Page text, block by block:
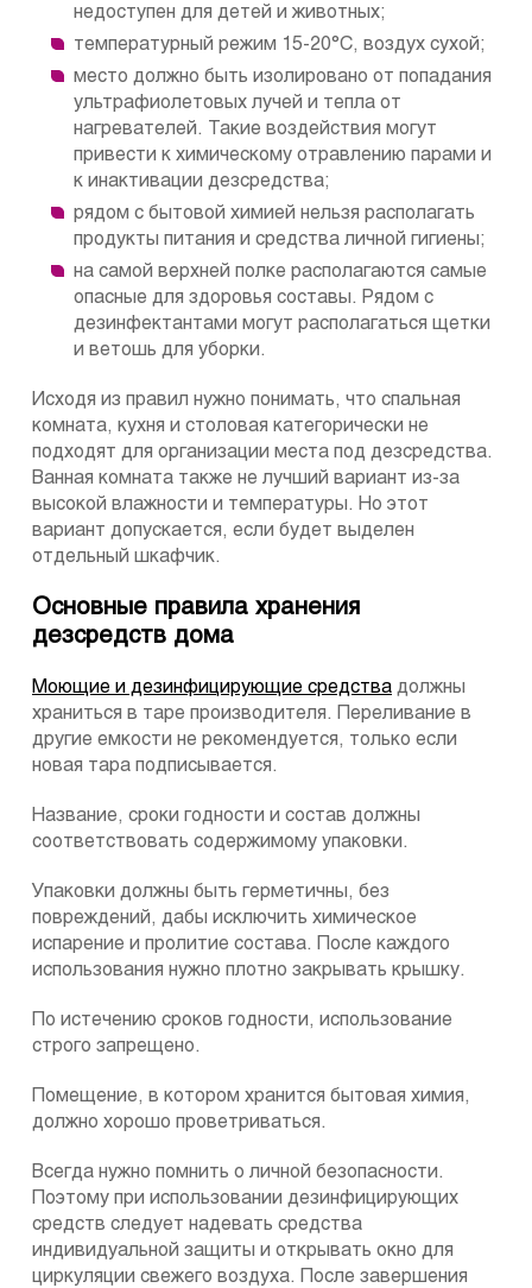
недоступен для детей и животных;
температурный режим 15-20°С, воздух сухой;
место должно быть изолировано от попадания
ультрафиолетовых лучей и тепла от
нагревателей. Такие воздействия могут
привести к химическому отравлению парами и
к инактивации дезсредства;
рядом с бытовой химией нельзя располагать
продукты питания и средства личной гигиены;
на самой верхней полке располагаются самые
опасные для здоровья составы. Рядом с
дезинфектантами могут располагаться щетки
и ветошь для уборки.
Исходя из правил нужно понимать, что спальная
комната, кухня и столовая категорически не
подходят для организации места под дезсредства.
Ванная комната также не лучший вариант из-за
высокой влажности и температуры. Но этот
вариант допускается, если будет выделен
отдельный шкафчик.
Основные правила хранения
дезсредств дома
Моющие и дезинфицирующие средства должны
храниться в таре производителя. Переливание в
другие емкости не рекомендуется, только если
новая тара подписывается.
Название, сроки годности и состав должны
соответствовать содержимому упаковки.
Упаковки должны быть герметичны, без
повреждений, дабы исключить химическое
испарение и пролитие состава. После каждого
использования нужно плотно закрывать крышку.
По истечению сроков годности, использование
строго запрещено.
Помещение, в котором хранится бытовая химия,
должно хорошо проветриваться.
Всегда нужно помнить о личной безопасности.
Поэтому при использовании дезинфицирующих
средств следует надевать средства
индивидуальной защиты и открывать окно для
циркуляции свежего воздуха. После завершения